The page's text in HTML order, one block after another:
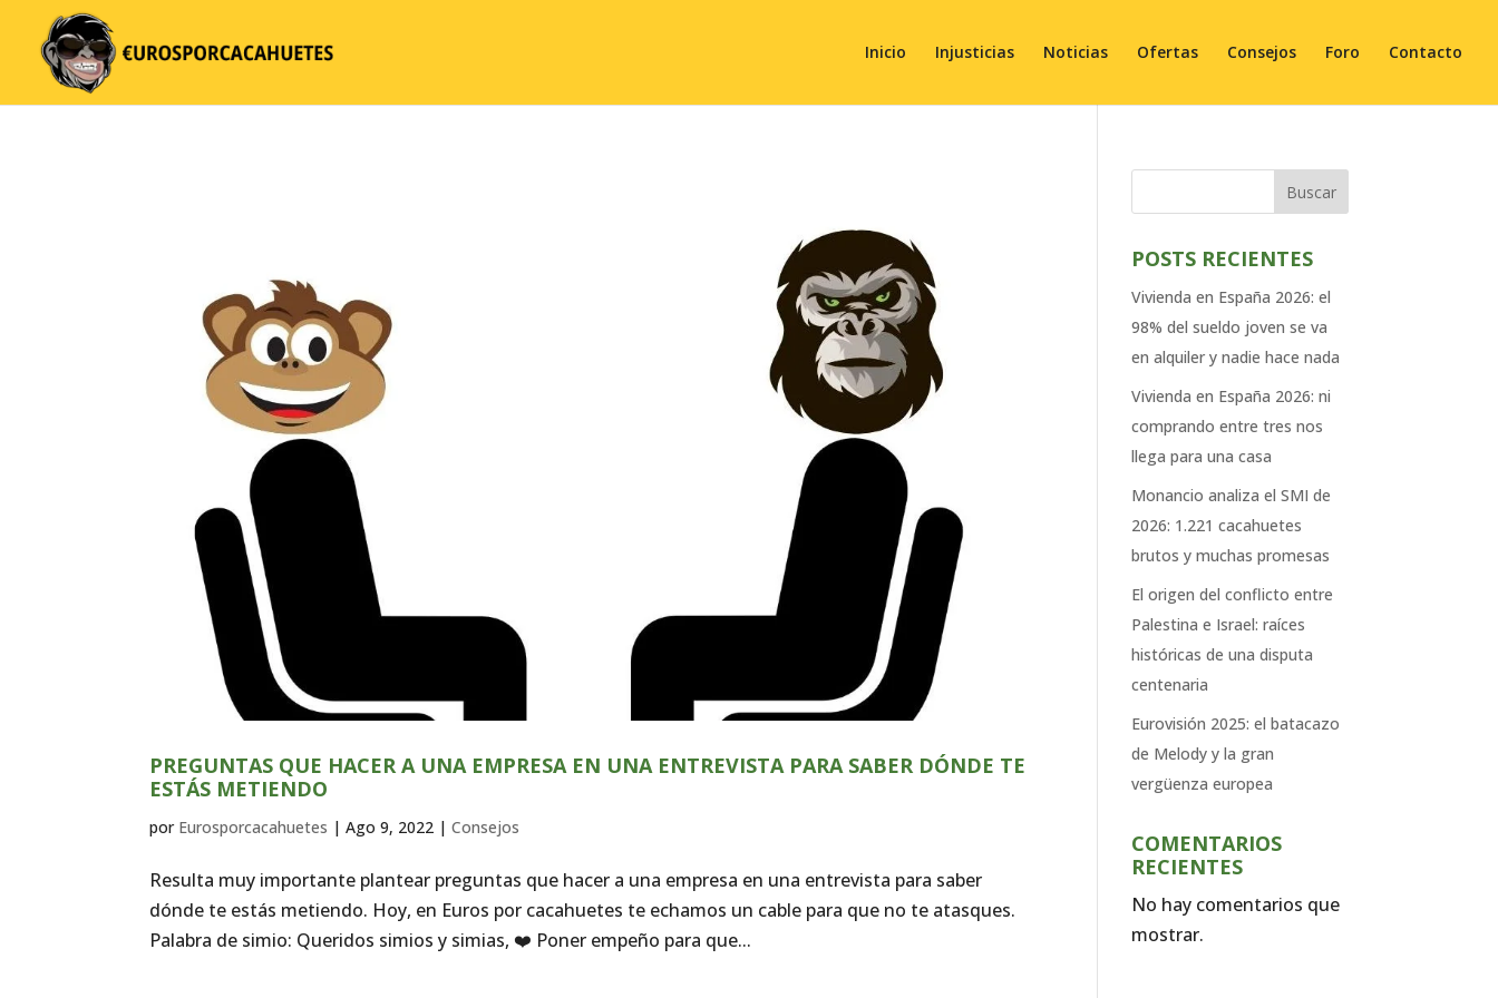
Inicio Injusticias Noticias Ofertas Consejos Foro Contacto
PREGUNTAS QUE HACER A UNA EMPRESA EN UNA ENTREVISTA PARA SABER DÓNDE TE
ESTÁS METIENDO
por Eurosporcacahuetes |Ago 9, 2022 |Consejos
Resulta muy importante plantear preguntas que hacer a una empresa en una entrevista para saber
dónde te estás metiendo. Hoy, en Euros por cacahuetes te echamos un cable para que no te atasques.
Palabra de simio: Queridos simios y simias, ❤️ Poner empeño para que...
Buscar
POSTS RECIENTES
Vivienda en España 2026: el
98% del sueldo joven se va
en alquiler y nadie hace nada
Vivienda en España 2026: ni
comprando entre tres nos
llega para una casa
Monancio analiza el SMI de
2026: 1.221 cacahuetes
brutos y muchas promesas
El origen del conflicto entre
Palestina e Israel: raíces
históricas de una disputa
centenaria
Eurovisión 2025: el batacazo
de Melody y la gran
vergüenza europea
COMENTARIOS
RECIENTES
No hay comentarios que
mostrar.